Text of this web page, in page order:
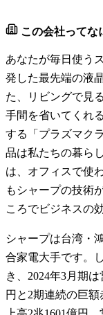
この会社ってな
あなたが毎日使う
発した最先端の液
た、リビングで見
手間を省いてくれ
する「プラズマク
品は私たちの暮ら
は、オフィスで使
もシャープの技術
ころでビジネスの
シャープは台湾・
合家電大手です。
き、2024年3月期
円と2期連続の巨